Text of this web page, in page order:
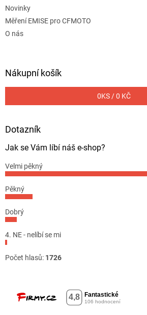
Novinky
Měření EMISE pro CFMOTO
O nás
Nákupní košík
0KS /0 KČ
Dotazník
Jak se Vám líbí náš e-shop?
Velmi pěkný
Pěkný
Dobrý
4. NE - nelíbí se mi
Počet hlasů: 1726